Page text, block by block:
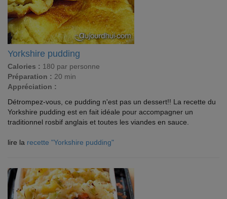
Yorkshire pudding
Calories : 180 par personne
Préparation : 20 min
Appréciation :
Détrompez-vous, ce pudding n'est pas un dessert!! La recette du
Yorkshire pudding est en fait idéale pour accompagner un
traditionnel rosbif anglais et toutes les viandes en sauce.
lire la recette "Yorkshire pudding"